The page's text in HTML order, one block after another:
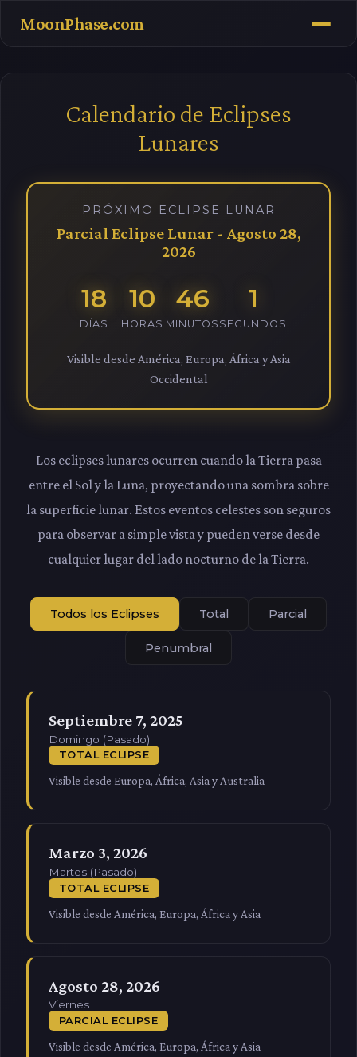
MoonPhase.com
Calendario de Eclipses
Lunares
PRÓXIMO ECLIPSE LUNAR
Parcial Eclipse Lunar - Agosto 28,
2026
18
DÍAS
10
HORAS
46
MINUTOS
0
SEGUNDOS
Visible desde América, Europa, África y Asia
Occidental
Los eclipses lunares ocurren cuando la Tierra pasa
entre el Sol y la Luna, proyectando una sombra sobre
la superficie lunar. Estos eventos celestes son seguros
para observar a simple vista y pueden verse desde
cualquier lugar del lado nocturno de la Tierra.
Todos los Eclipses Total Parcial
Penumbral
Septiembre 7, 2025
Domingo (Pasado)
TOTAL ECLIPSE
Visible desde Europa, África, Asia y Australia
Marzo 3, 2026
Martes (Pasado)
TOTAL ECLIPSE
Visible desde América, Europa, África y Asia
Agosto 28, 2026
Viernes
PARCIAL ECLIPSE
Visible desde América, Europa, África y Asia